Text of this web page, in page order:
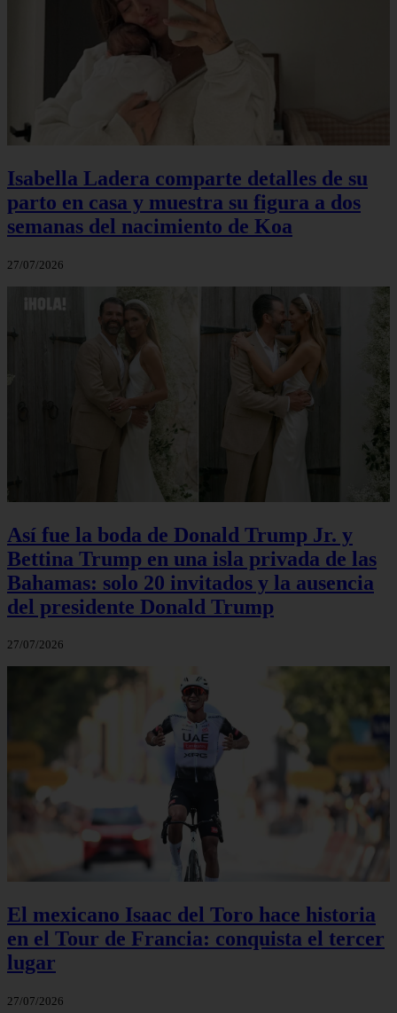
Isabella Ladera comparte detalles de su
parto en casa y muestra su figura a dos
semanas del nacimiento de Koa
27/07/2026
Así fue la boda de Donald Trump Jr. y
Bettina Trump en una isla privada de las
Bahamas: solo 20 invitados y la ausencia
del presidente Donald Trump
27/07/2026
El mexicano Isaac del Toro hace historia
en el Tour de Francia: conquista el tercer
lugar
27/07/2026